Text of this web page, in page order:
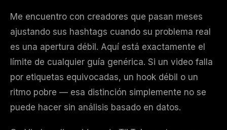
Me encuentro con creadores que pasan meses
ajustando sus hashtags cuando su problema real
es una apertura débil. Aquí está exactamente el
límite de cualquier guía genérica. Si un video falla
por etiquetas equivocadas, un hook débil o un
ritmo pobre — esa distinción simplemente no se
puede hacer sin análisis basado en datos.